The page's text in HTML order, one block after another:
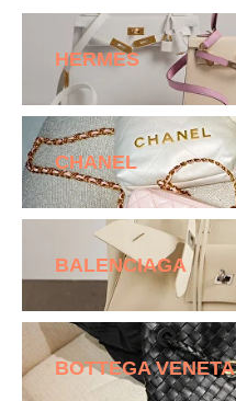
HERMES
CHANEL
BALENCIAGA
BOTTEGA VENETA